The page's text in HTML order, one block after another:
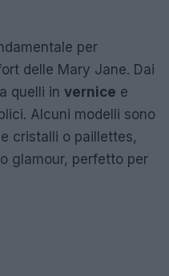
per
delle Mary Jane. Dai
a quelli in vernice e
Alcuni modelli sono
cristalli o paillettes,
glamour, perfetto per